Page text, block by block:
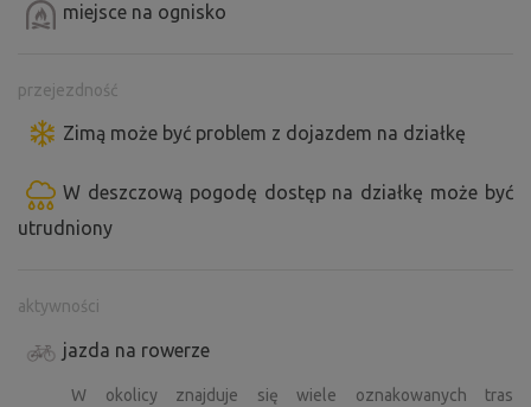
miejsce na ognisko
przejezdność
Zimą może być problem z dojazdem na działkę
W deszczową pogodę dostęp na działkę może być
utrudniony
aktywności
jazda na rowerze
W okolicy znajduje się wiele oznakowanych tras